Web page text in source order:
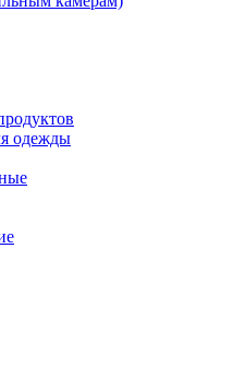
одежды